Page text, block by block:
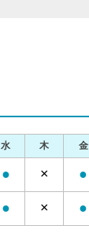
水 木 金
● × ●
● × ●